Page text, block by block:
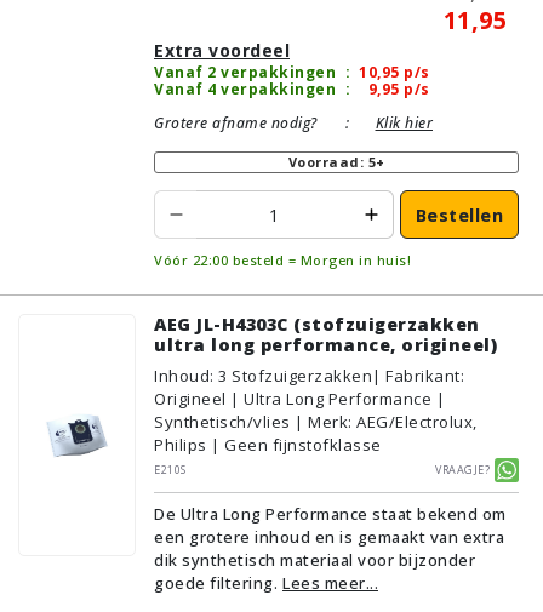
11,95
Extra voordeel
Vanaf 2 verpakkingen : 10,95 p/s
Vanaf 4 verpakkingen : 9,95 p/s
Grotere afname nodig?
: Klik hier
Voorraad: 5+
Bestellen
Vóór 22:00 besteld = Morgen in huis!
AEG JL-H4303C (stofzuigerzakken
ultra long performance, origineel)
Inhoud: 3 Stofzuigerzakken| Fabrikant:
Origineel | Ultra Long Performance |
Synthetisch/vlies | Merk: AEG/Electrolux,
Philips | Geen fijnstofklasse
E210S
Vraagje?
De Ultra Long Performance staat bekend om
een grotere inhoud en is gemaakt van extra
dik synthetisch materiaal voor bijzonder
goede filtering. Lees meer...